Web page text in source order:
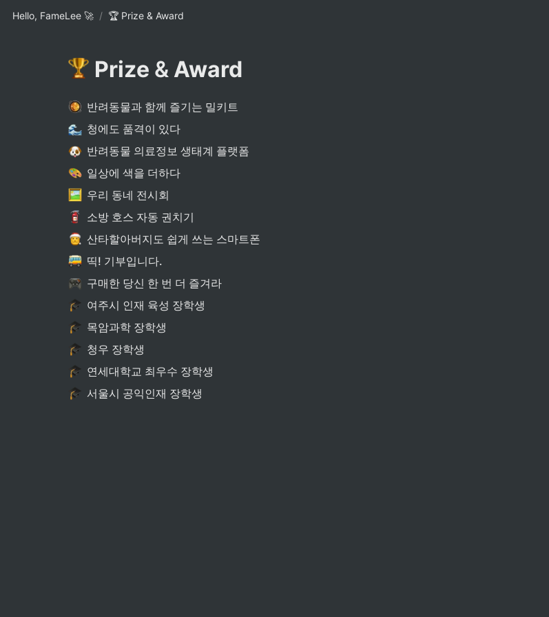
Hello, FameLee 🚀 / 🏆 Prize & Award
Prize & Award
반려동물과 함께 즐기는 밀키트
청에도 품격이 있다
반려동물 의료정보 생태계 플랫폼
일상에 색을 더하다
우리 동네 전시회
소방 호스 자동 권치기
산타할아버지도 쉽게 쓰는 스마트폰
띡! 기부입니다.
구매한 당신 한 번 더 즐겨라
여주시 인재 육성 장학생
목암과학 장학생
청우 장학생
연세대학교 최우수 장학생
서울시 공익인재 장학생